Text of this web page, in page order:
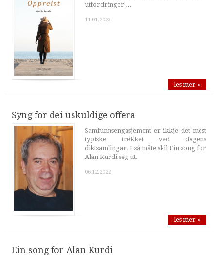
utfordringer …
11.01.2023
les mer »
Syng for dei uskuldige offera
Samfunnsengasjement er ikkje det mest
typiske trekket ved dagens
diktsamlingar. I så måte skil Ein song for
Alan Kurdi seg ut.
06.12.2022
les mer »
Ein song for Alan Kurdi